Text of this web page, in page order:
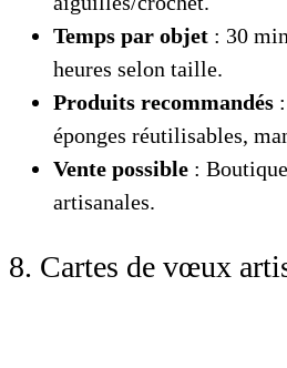
Temps par objet : 30
heures selon taille.
Produits recommandés
éponges réutilisables,
Vente possible :
artisanales.
8. Cartes de vœux